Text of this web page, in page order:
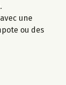
une
ou des